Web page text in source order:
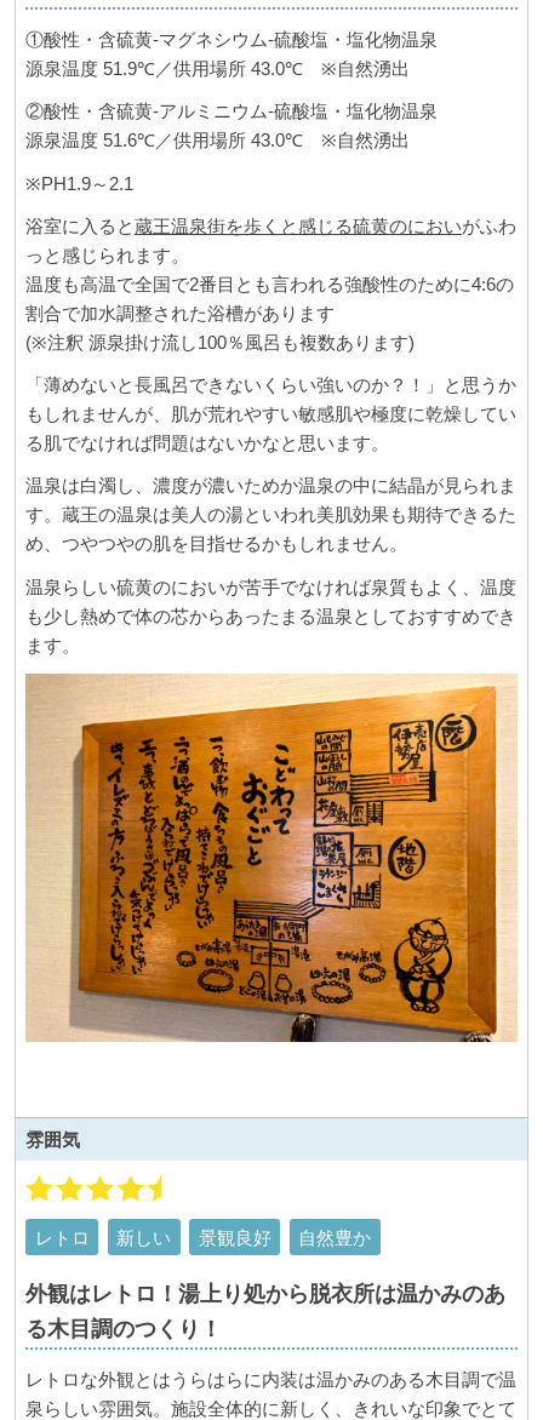
①酸性・含硫黄-マグネシウム-硫酸塩・塩化物温泉
源泉温度 51.9℃／供用場所 43.0℃ ※自然湧出
②酸性・含硫黄-アルミニウム-硫酸塩・塩化物温泉
源泉温度 51.6℃／供用場所 43.0℃ ※自然湧出
※PH1.9～2.1
浴室に入ると蔵王温泉街を歩くと感じる硫黄のにおいがふわ
っと感じられます。
温度も高温で全国で2番目とも言われる強酸性のために4:6の
割合で加水調整された浴槽があります
(※注釈 源泉掛け流し100％風呂も複数あります)
「薄めないと長風呂できないくらい強いのか？！」と思うか
もしれませんが、肌が荒れやすい敏感肌や極度に乾燥してい
る肌でなければ問題はないかなと思います。
温泉は白濁し、濃度が濃いためか温泉の中に結晶が見られま
す。蔵王の温泉は美人の湯といわれ美肌効果も期待できるた
め、つやつやの肌を目指せるかもしれません。
温泉らしい硫黄のにおいが苦手でなければ泉質もよく、温度
も少し熱めで体の芯からあったまる温泉としておすすめでき
ます。
雰囲気
レトロ 新しい 景観良好 自然豊か
外観はレトロ！湯上り処から脱衣所は温かみのあ
る木目調のつくり！
レトロな外観とはうらはらに内装は温かみのある木目調で温
泉らしい雰囲気。施設全体的に新しく、きれいな印象でとて